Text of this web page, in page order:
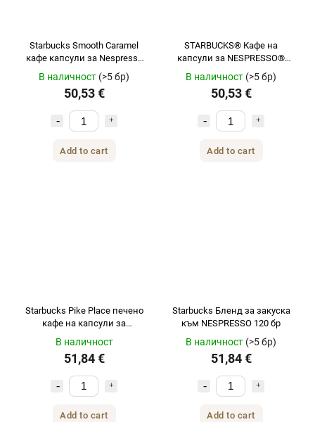
Starbucks Smooth Caramel
кафе капсули за Nespresso
В наличност (>5 бр)
50,53 €
Add to cart
STARBUCKS® Кафе на
капсули за NESPRESSO®
Italian Style Roast 120 бр.
В наличност (>5 бр)
50,53 €
Add to cart
Starbucks Pike Place печено
кафе на капсули за
В наличност
51,84 €
Add to cart
Starbucks Бленд за закуска
към NESPRESSO 120 бр
В наличност (>5 бр)
51,84 €
Add to cart